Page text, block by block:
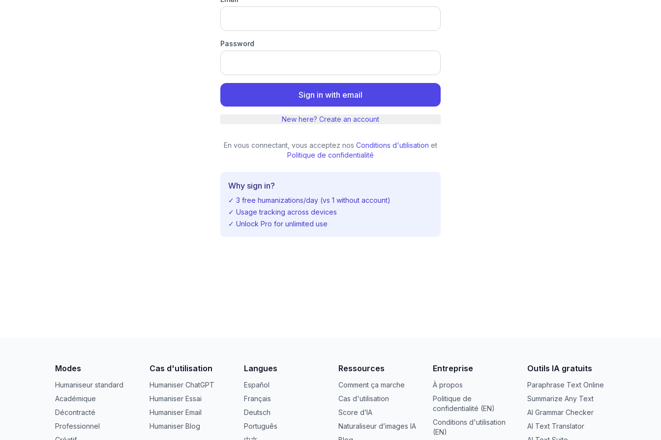
Password
Sign in with email
New here? Create an account
En vous connectant, vous acceptez nos Conditions d'utilisation et
Politique de confidentialité
Why sign in?
✓ 3 free humanizations/day (vs 1 without account)
✓ Usage tracking across devices
✓ Unlock Pro for unlimited use
Modes
Humaniseur standard
Académique
Décontracté
Professionnel
Cas d'utilisation
Humaniser ChatGPT
Humaniser Essai
Humaniser Email
Humaniser Blog
Langues
Español
Français
Deutsch
Português
Ressources
Comment ça marche
Cas d'utilisation
Score d’IA
Naturaliseur d’images IA
Entreprise
À propos
Politique de
confidentialité (EN)
Conditions d'utilisation
(EN)
Outils IA gratuits
Paraphrase Text Online
Summarize Any Text
AI Grammar Checker
AI Text Translator